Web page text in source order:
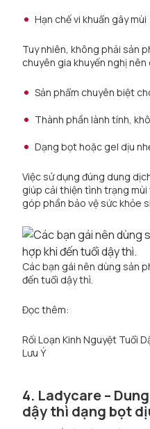
Hạn chế vi khuẩn gây mùi
Tuy nhiên, không phải sản
chuyên gia khuyến nghị nên
Sản phẩm chuyên biệt
Thành phần lành tính,
Dạng bọt hoặc gel dịu
Việc sử dụng đúng dung
giúp cải thiện tình trạng
góp phần bảo vệ sức khỏe
Các bạn gái nên dùng sản
đến tuổi dậy thì.
Đọc thêm:
Rối Loạn Kinh Nguyệt Tuổi
Lưu Ý
4. Ladycare –
dậy thì dạng bọt